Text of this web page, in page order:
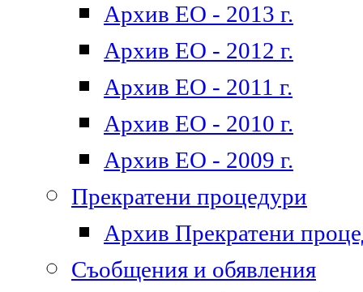
Архив ЕО - 2013 г.
Архив ЕО - 2012 г.
Архив ЕО - 2011 г.
Архив ЕО - 2010 г.
Архив ЕО - 2009 г.
Прекратени процедури
Архив Прекратени
Съобщения и обявления